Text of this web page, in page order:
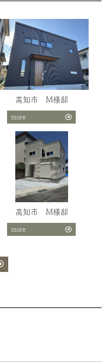
高知市 M様邸
more
高知市 M様邸
more